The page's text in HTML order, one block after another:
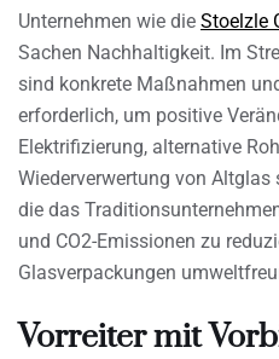
Unternehmen wie die Stoelzle
Sachen Nachhaltigkeit. Im
sind konkrete Maßnahmen
erforderlich, um positive
Elektrifizierung, alternative
Wiederverwertung von
die das
und CO2-Emissionen zu
Glasverpackungen
Vorreiter mit